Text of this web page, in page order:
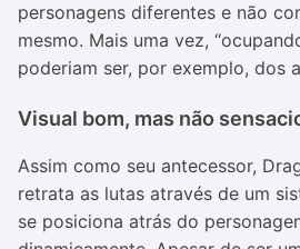
personagens diferentes e não
mesmo. Mais uma vez,
poderiam ser, por exemplo, dos
Visual bom, mas não
Assim como seu antecessor,
retrata as lutas através de um
se posiciona atrás do